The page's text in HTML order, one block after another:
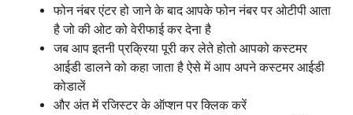
फोन नंबर एंटर हो जाने के बाद आपके फोन नंबर पर ओटीपी आता
है जो की ओट को वेरीफाई कर देना है
जब आप इतनी प्रक्रिया पूरी कर लेते होतो आपको कस्टमर
आईडी डालने को कहा जाता है ऐसे में आप अपने कस्टमर आईडी
कोडालें
और अंत में रजिस्टर के ऑप्शन पर क्लिक करें